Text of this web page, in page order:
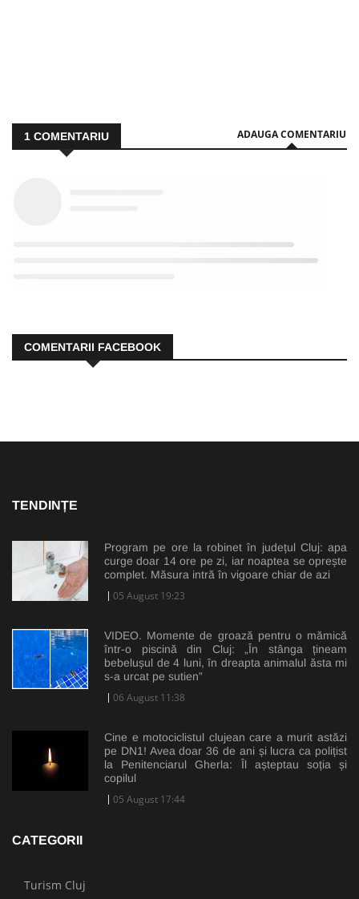
1 COMENTARIU ADAUGA COMENTARIU
COMENTARII FACEBOOK
TENDINȚE
Program pe ore la robinet în județul Cluj: apa
curge doar 14 ore pe zi, iar noaptea se oprește
complet. Măsura intră în vigoare chiar de azi
05 August 19:23
VIDEO. Momente de groază pentru o mămică
într-o piscină din Cluj: „În stânga țineam
bebelușul de 4 luni, în dreapta animalul ăsta mi
s-a urcat pe sutien”
06 August 11:38
Cine e motociclistul clujean care a murit astăzi
pe DN1! Avea doar 36 de ani și lucra ca polițist
la Penitenciarul Gherla: Îl așteptau soția și
copilul
05 August 17:44
CATEGORII
Turism Cluj